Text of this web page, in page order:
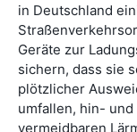
in Deutschland
Geräte zur
sichern, dass sie
plötzlicher
umfallen, hin-
vermeidbaren